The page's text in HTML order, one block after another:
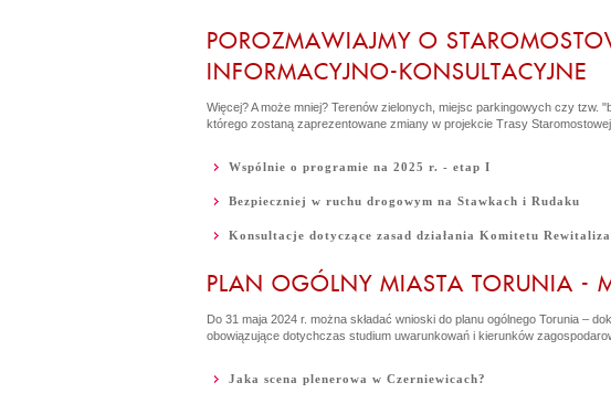
POROZMAWIAJMY O
INFORMACYJNO-KONSULTACYJNE
Więcej? A może mniej? Terenów zielonych, miejsc parkingowych czy tzw.
którego zostaną zaprezentowane zmiany w projekcie Trasy Staromostowej.
Wspólnie o programie na 2025 r. - etap I
Bezpieczniej w ruchu drogowym na Stawkach i Rudaku
Konsultacje dotyczące zasad działania Komitetu
PLAN OGÓLNY MIASTA TORUNIA -
Do 31 maja 2024 r. można składać wnioski do planu ogólnego Torunia –
obowiązujące dotychczas studium uwarunkowań i kierunków
Jaka scena plenerowa w Czerniewicach?